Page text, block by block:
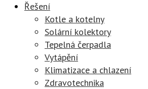
Řešení
Kotle a kotelny
Solární kolektory
Tepelná čerpadla
Vytápění
Klimatizace a chlazení
Zdravotechnika